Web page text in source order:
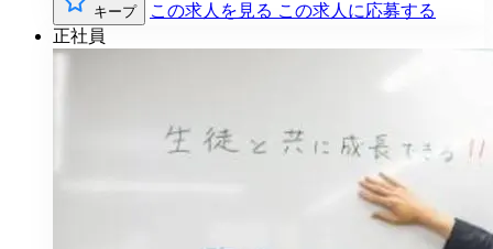
キープ この求人を見る この求人に応募する
正社員